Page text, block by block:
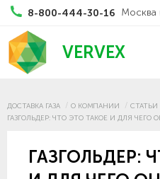
8-800-444-30-16 Москва
VERVEX
ДОСТАВКА ГАЗА О КОМПАНИИ
СТАТЬИ
ГАЗГОЛЬДЕР: ЧТО ЭТО ТАКОЕ И ДЛЯ ЧЕГО
ГАЗГОЛЬДЕР: